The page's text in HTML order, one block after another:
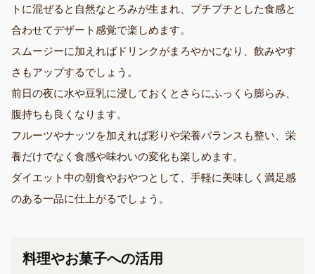
トに混ぜると自然なとろみが生まれ、プチプチとした食感と
合わせてデザート感覚で楽しめます。
スムージーに加えればドリンクがまろやかになり、飲みやす
さもアップするでしょう。
前日の夜に水や豆乳に浸しておくとさらにふっくら膨らみ、
腹持ちも良くなります。
フルーツやナッツを加えれば彩りや栄養バランスも整い、栄
養だけでなく食感や味わいの変化も楽しめます。
ダイエット中の朝食やおやつとして、手軽に美味しく満足感
のある一品に仕上がるでしょう。
料理やお菓子への活用